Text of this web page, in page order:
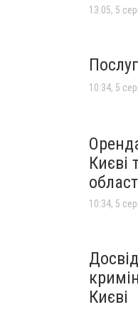
13:05, 5
10:34, 5
Києві
10:34, 5
Києві